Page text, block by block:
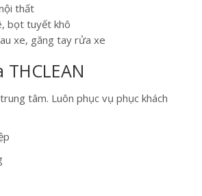
thất
bọt tuyết khô
xe, găng tay rửa xe
tâm. Luôn phục vụ phục khách